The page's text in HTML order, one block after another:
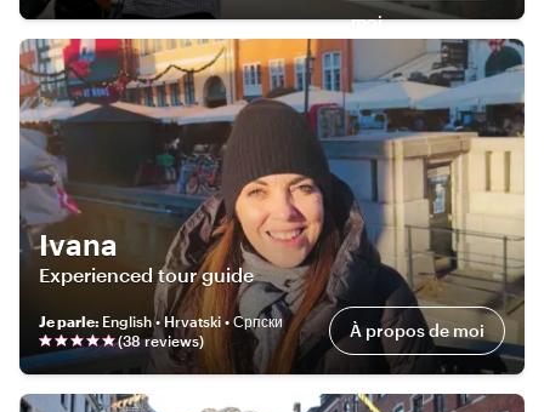
moi
Ivana
Experienced tour guide
Je parle: English • Hrvatski • Српски
(38reviews) À propos de moi